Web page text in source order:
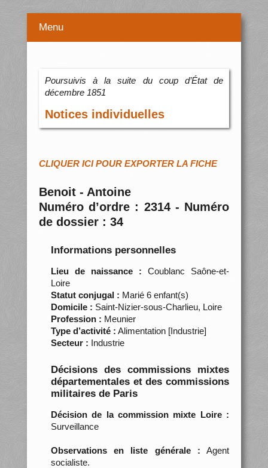
Menu
Poursuivis à la suite du coup d’État de
décembre 1851
Notices individuelles
CLIQUER ICI POUR EXPORTER LA FICHE
Benoit - Antoine
Numéro d’ordre : 2314 - Numéro
de dossier : 34
Informations personnelles
Lieu de naissance : Coublanc Saône-et-
Loire
Statut conjugal : Marié 6 enfant(s)
Domicile : Saint-Nizier-sous-Charlieu, Loire
Profession : Meunier
Type d’activité : Alimentation [Industrie]
Secteur : Industrie
Décisions des commissions mixtes
départementales et des commissions
militaires de Paris
Décision de la commission mixte Loire :
Surveillance
Observations en liste générale : Agent
socialiste.